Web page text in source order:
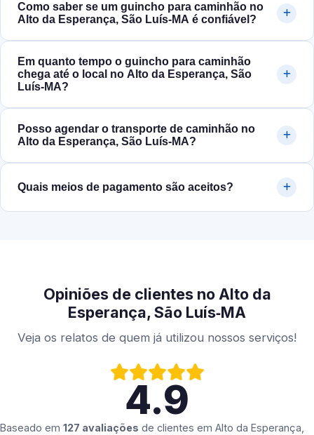
Como saber se um guincho para caminhão no
Alto da Esperança, São Luís‑MA é confiável?
Em quanto tempo o guincho para caminhão
chega até o local no Alto da Esperança, São
Luís‑MA?
Posso agendar o transporte de caminhão no
Alto da Esperança, São Luís‑MA?
Quais meios de pagamento são aceitos?
Opiniões de clientes no Alto da
Esperança, São Luís‑MA
Veja os relatos de quem já utilizou nossos serviços!
4.9
Baseado em 127 avaliações de clientes em Alto da Esperança,